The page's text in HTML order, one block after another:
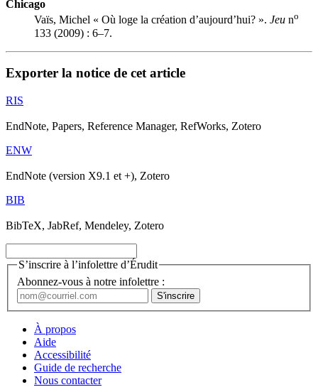
Chicago
Vaïs, Michel « Où loge la création d’aujourd’hui? ». Jeu no
133 (2009) : 6–7.
Exporter la notice de cet article
RIS
EndNote, Papers, Reference Manager, RefWorks, Zotero
ENW
EndNote (version X9.1 et +), Zotero
BIB
BibTeX, JabRef, Mendeley, Zotero
S’inscrire à l’infolettre d’Érudit
Abonnez-vous à notre infolettre :
À propos
Aide
Accessibilité
Guide de recherche
Nous contacter